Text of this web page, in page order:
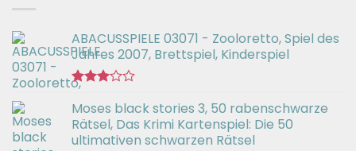
ABACUSSPIELE 03071 - Zooloretto, Spiel des
Jahres 2007, Brettspiel, Kinderspiel
mit
3.02
von 5
Moses black stories 3, 50 rabenschwarze
Rätsel, Das Krimi Kartenspiel: Die 50
ultimativen schwarzen Rätsel